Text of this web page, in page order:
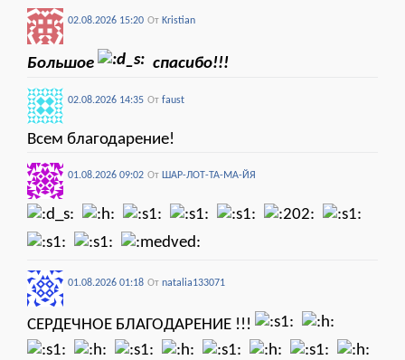
02.08.2026 15:20 От Kristian
Большое спасибо!!!
02.08.2026 14:35 От faust
Всем благодарение!
01.08.2026 09:02 От ШАР-ЛОТ-ТА-МА-ЙЯ
01.08.2026 01:18 От natalia133071
СЕРДЕЧНОЕ БЛАГОДАРЕНИЕ !!!